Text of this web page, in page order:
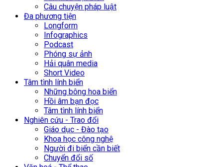
Câu chuyện pháp luật
Đa phương tiện
Longform
Infographics
Podcast
Phóng sự ảnh
Hải quân media
Short Video
Tâm tình lính biển
Những bông hoa biển
Hồi âm bạn đọc
Tâm tình lính biển
Nghiên cứu - Trao đổi
Giáo dục - Đào tạo
Khoa học công nghệ
Người đi biển cần biết
Chuyển đổi số